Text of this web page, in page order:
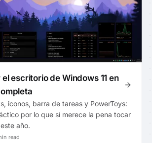
escritorio de Windows 11 en
iconos, barra de tareas y PowerToys:
por lo que sí merece la pena tocar
año.
read